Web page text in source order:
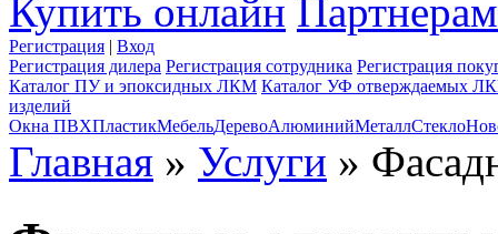
Купить онлайн Партнерам
Регистрация | Вход
Регистрация дилера Регистрация сотрудника Регистрация
Каталог ПУ и эпоксидных ЛКМ Каталог УФ отверждаемых
изделий
Окна ПВХПластикМебельДеревоАлюминийМеталлСтекло
Главная » Услуги »